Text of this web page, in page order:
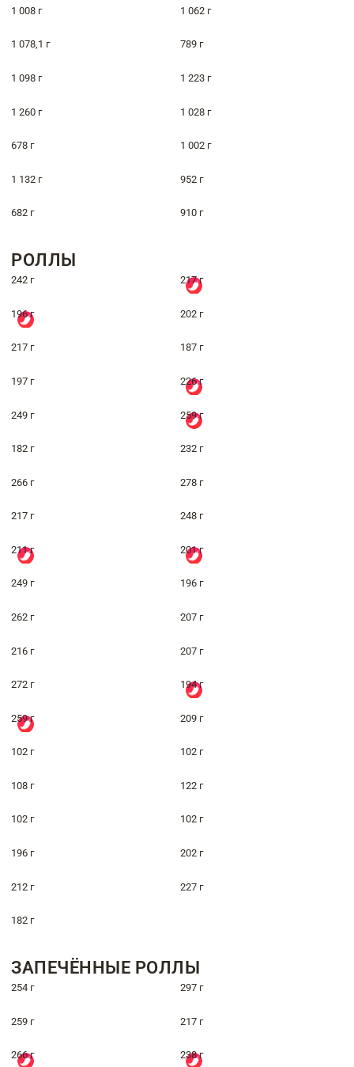
1 008 г 1 062 г
1 078,1 г 789 г
1 098 г 1 223 г
1 260 г 1 028 г
678 г 1 002 г
1 132 г 952 г
682 г 910 г
РОЛЛЫ
242 г 217 г
196 г 202 г
217 г 187 г
197 г 226 г
249 г 259 г
182 г 232 г
266 г 278 г
217 г 248 г
211 г 201 г
249 г 196 г
262 г 207 г
216 г 207 г
272 г 194 г
259 г 209 г
102 г 102 г
108 г 122 г
102 г 102 г
196 г 202 г
212 г 227 г
182 г
ЗАПЕЧЁННЫЕ РОЛЛЫ
254 г 297 г
259 г 217 г
266 г 238 г